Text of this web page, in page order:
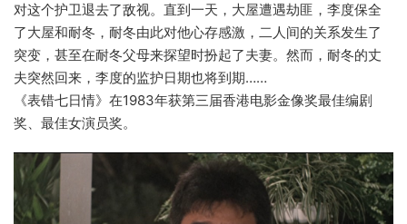
对这个护卫退去了敌视。直到一天，大屋遭遇劫匪，李度保全
了大屋和耐冬，耐冬由此对他心存感激，二人间的关系发生了
突变，甚至在耐冬父母来探望时扮起了夫妻。然而，耐冬的丈
夫突然回来，李度的监护日期也将到期……
《表错七日情》在1983年获第三届香港电影金像奖最佳编剧
奖、最佳女演员奖。